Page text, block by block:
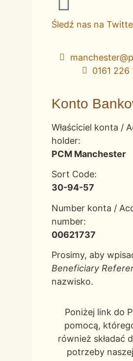
Śledź nas na
0161 226
Konto
Właściciel konta /
holder:
PCM Manchester
Sort Code:
30-94-57
Number konta /
number:
00621737
Prosimy, aby
Beneficiary
nazwisko.
Poniżej link do
pomocą,
również składać
potrzeby